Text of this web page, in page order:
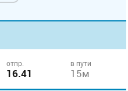
отпр.
16.41
в пути
15м